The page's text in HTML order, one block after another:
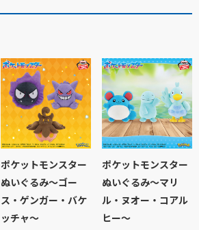
ポケットモンスター
ぬいぐるみ～ゴー
ス・ゲンガー・バケ
ッチャ～
ポケットモンスター
ぬいぐるみ～マリ
ル・ヌオー・コアル
ヒー～